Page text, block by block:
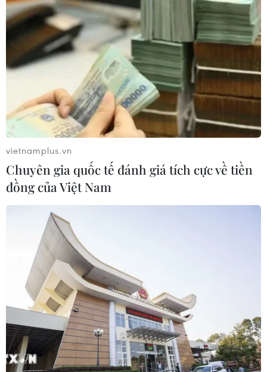
sẽ không kéo dài
26/09/2016 10:53
Ngoại trưởng Anh Boris Johnson tuyên bố Anh cần phải
làm nhiều việc hơn trước khi bắt đầu thủ tục chính thức
rút khỏi EU, nhưng một khi đã bắt đầu thì sẽ không để
cho tiến trình đó kéo dài.
Hậu Brexit: Anh cam kết sẽ mở cửa với
người lao động EU
01/10/2016 13:23
vietnamplus.vn
Chuyên gia quốc tế đánh giá tích cực về tiền
đồng của Việt Nam